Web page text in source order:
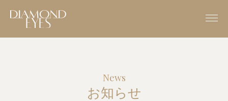
News
お知らせ